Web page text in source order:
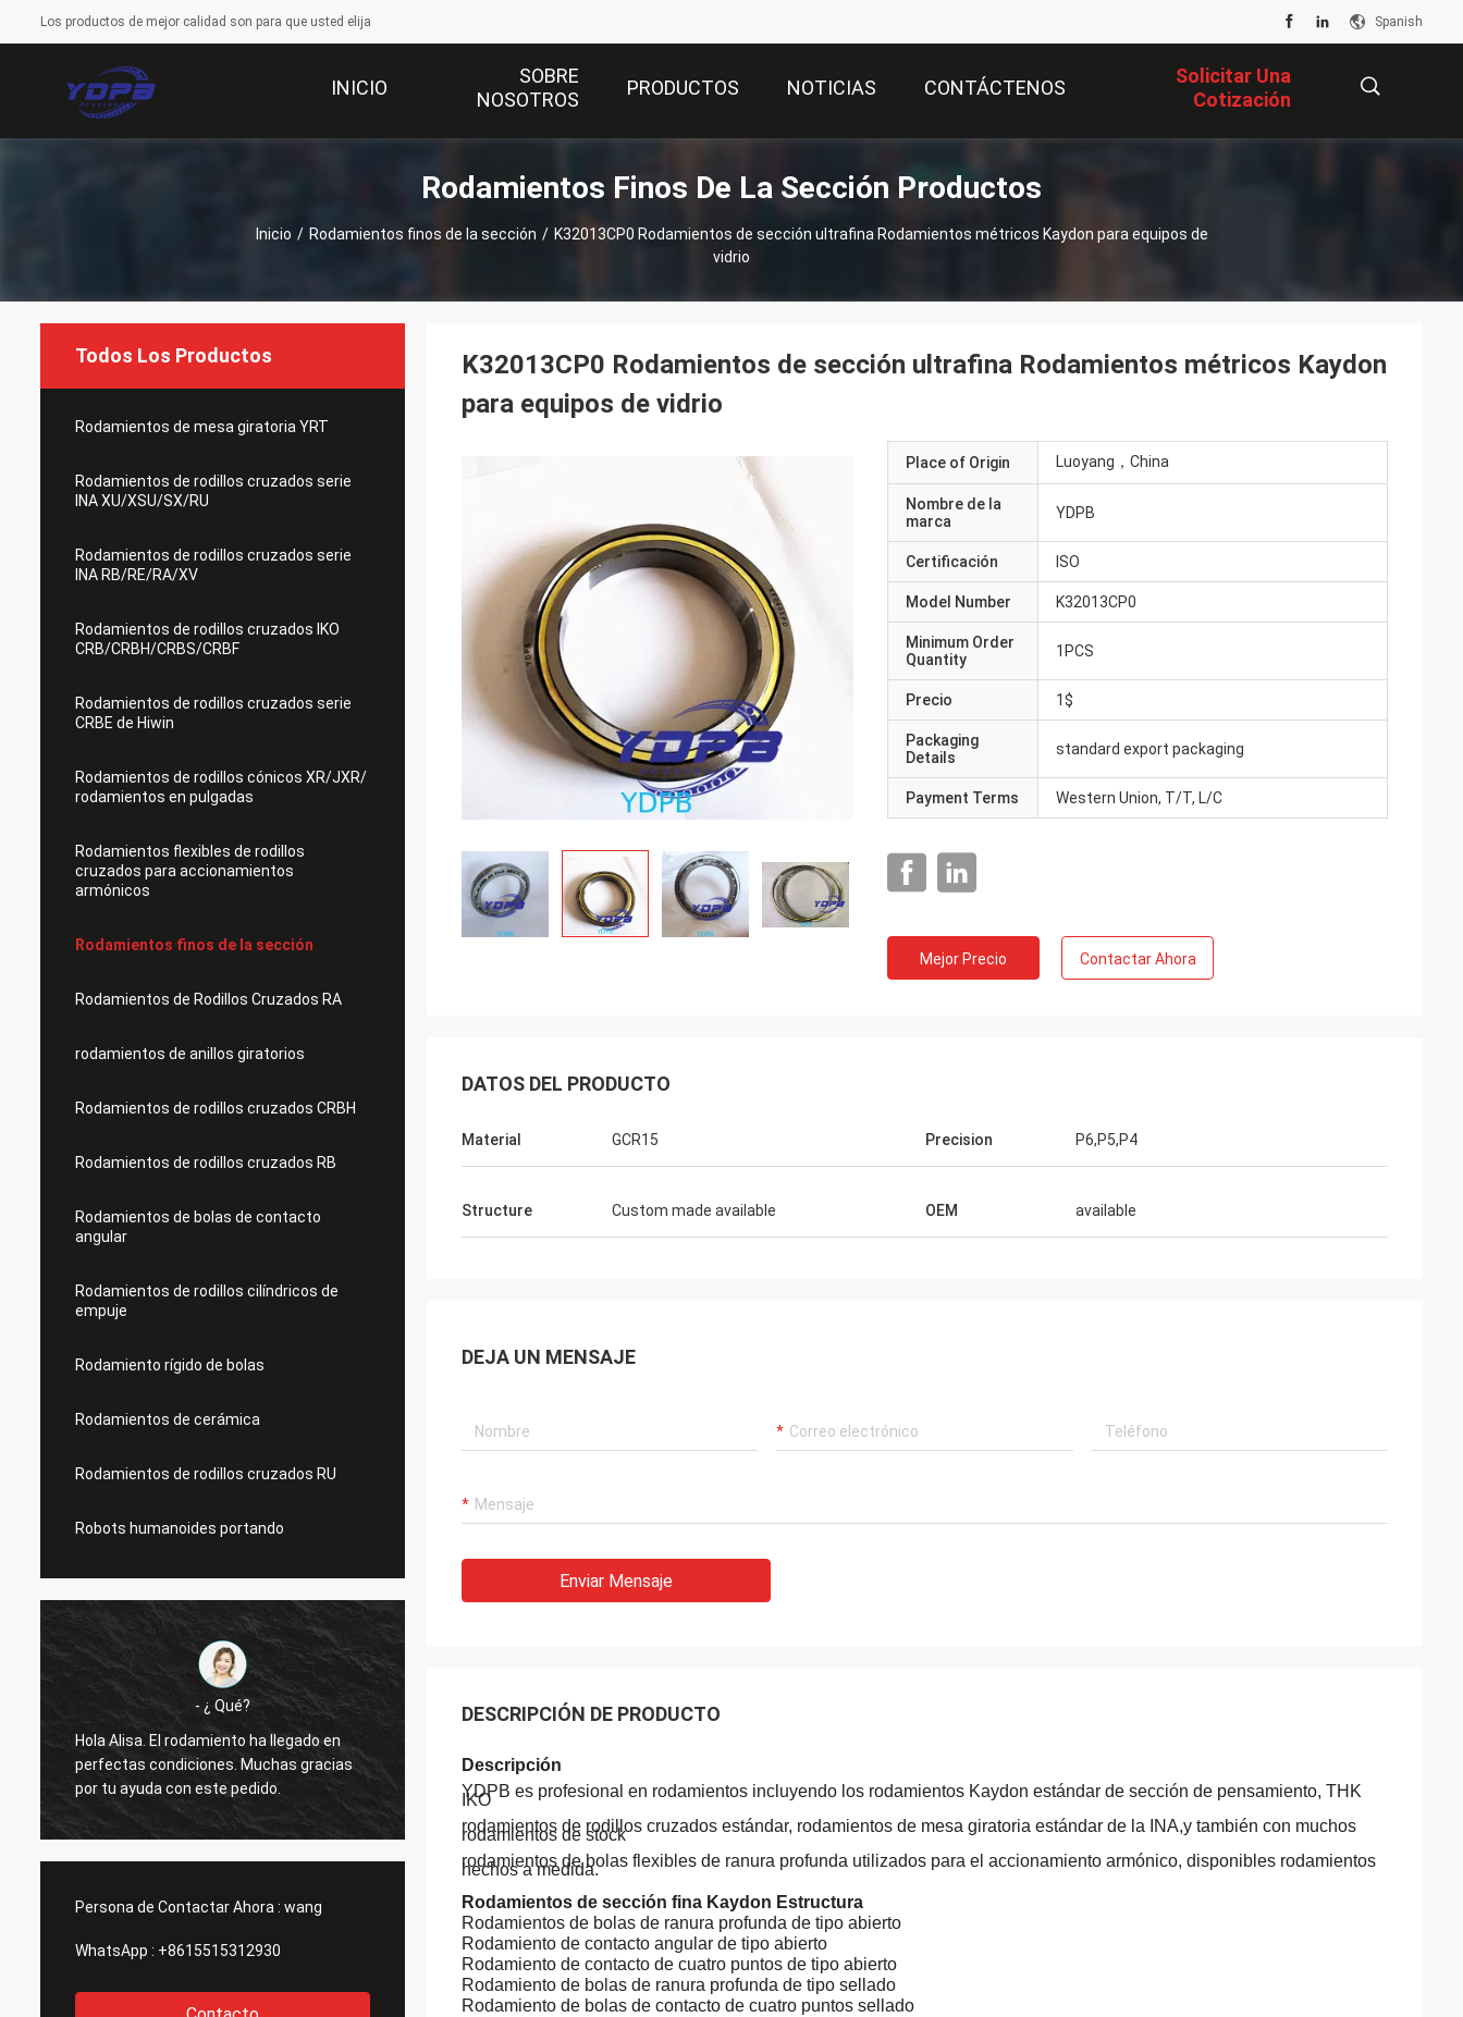
Los productos de mejor calidad son para que usted elija Spanish
INICIO
SOBRE
NOSOTROS
PRODUCTOS NOTICIAS CONTÁCTENOS
Solicitar Una
Cotización
Rodamientos Finos De La Sección Productos
Inicio / Rodamientos finos de la sección / K32013CP0 Rodamientos de sección ultrafina Rodamientos métricos Kaydon para equipos de
vidrio
Todos Los Productos
Rodamientos de mesa giratoria YRT
Rodamientos de rodillos cruzados serie
INA XU/XSU/SX/RU
Rodamientos de rodillos cruzados serie
INA RB/RE/RA/XV
Rodamientos de rodillos cruzados IKO
CRB/CRBH/CRBS/CRBF
Rodamientos de rodillos cruzados serie
CRBE de Hiwin
Rodamientos de rodillos cónicos XR/JXR/
rodamientos en pulgadas
Rodamientos flexibles de rodillos
cruzados para accionamientos
armónicos
Rodamientos finos de la sección
Rodamientos de Rodillos Cruzados RA
rodamientos de anillos giratorios
Rodamientos de rodillos cruzados CRBH
Rodamientos de rodillos cruzados RB
Rodamientos de bolas de contacto
angular
Rodamientos de rodillos cilíndricos de
empuje
Rodamiento rígido de bolas
Rodamientos de cerámica
Rodamientos de rodillos cruzados RU
Robots humanoides portando
- ¿ Qué?
Hola Alisa. El rodamiento ha llegado en
perfectas condiciones. Muchas gracias
por tu ayuda con este pedido.
Acebo
funcionando sin problemas. Muchas
gracias
Persona de Contactar Ahora : wang
WhatsApp : +8615515312930
K32013CP0 Rodamientos de sección ultrafina Rodamientos métricos Kaydon
para equipos de vidrio
Place of Origin Luoyang，China
Nombre de la
marca
YDPB
Certificación ISO
Model Number K32013CP0
Minimum Order
Quantity
1PCS
Precio 1$
Packaging
Details
standard export packaging
Payment Terms Western Union, T/T, L/C
Mejor Precio Contactar Ahora
DATOS DEL PRODUCTO
Material GCR15 Precision P6,P5,P4
Structure Custom made available OEM available
DEJA UN MENSAJE
Enviar Mensaje
DESCRIPCIÓN DE PRODUCTO
Descripción
YDPB es profesional en rodamientos incluyendo los rodamientos Kaydon estándar de sección de pensamiento, THK
IKO
rodamientos de rodillos cruzados estándar, rodamientos de mesa giratoria estándar de la INA,y también con muchos
rodamientos de stock
rodamientos de bolas flexibles de ranura profunda utilizados para el accionamiento armónico, disponibles rodamientos
hechos a medida.
Rodamientos de sección fina Kaydon Estructura
Rodamientos de bolas de ranura profunda de tipo abierto
Rodamiento de contacto angular de tipo abierto
Rodamiento de contacto de cuatro puntos de tipo abierto
Rodamiento de bolas de ranura profunda de tipo sellado
Rodamiento de bolas de contacto de cuatro puntos sellado